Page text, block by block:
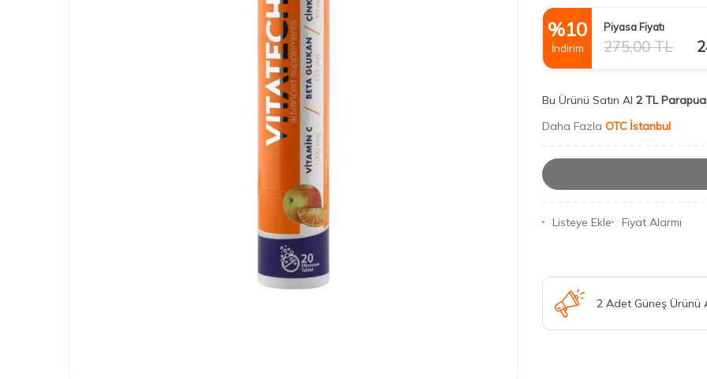
%10
İndirim
Piyasa Fiyatı
275,00TL
Bu Ürünü Satın Al 2 TL
Daha Fazla OTC İstanbul
Listeye Ekle Fiyat Alarmı
2 Adet Güneş